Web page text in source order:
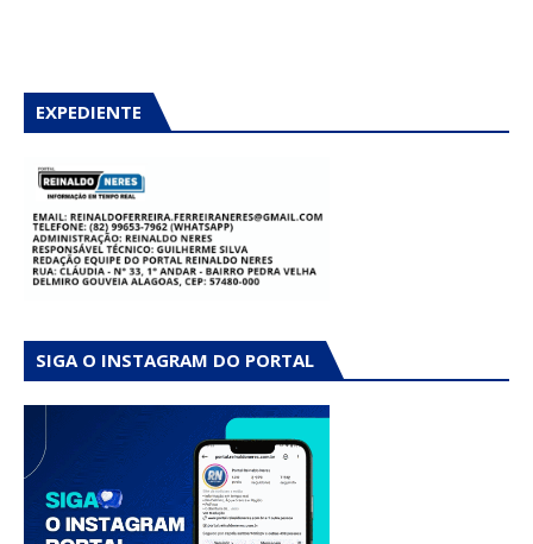
EXPEDIENTE
SIGA O INSTAGRAM DO PORTAL